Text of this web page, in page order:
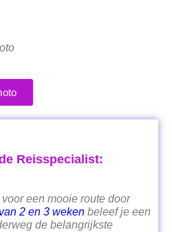
Reisspecialist:
een mooie route door
2 en 3 weken beleef je een
de belangrijkste